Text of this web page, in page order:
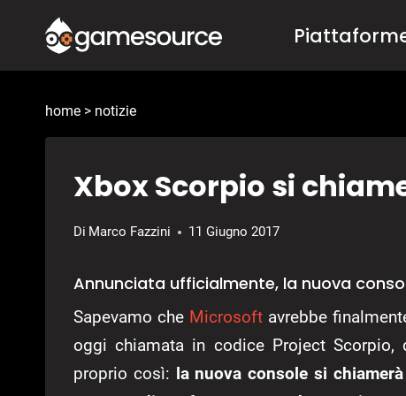
contenuto
home > notizie
Xbox Scorpio si
Di Marco Fazzini 11 Giugno 2017
Annunciata ufficialmente, la nuova
Sapevamo che Microsoft avrebbe
oggi chiamata in codice Project Scorpio,
proprio così: la nuova console si